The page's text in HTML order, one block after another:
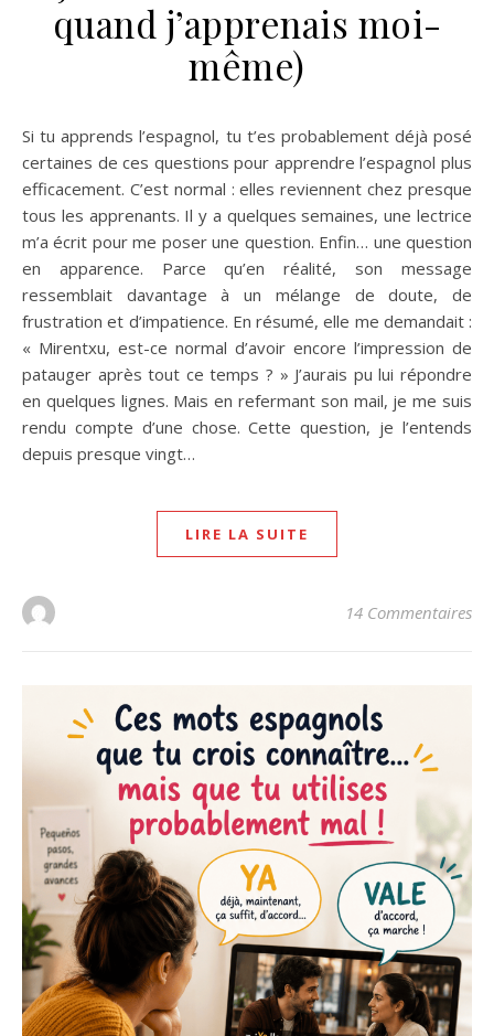
quand j’apprenais moi-
même)
Si tu apprends l’espagnol, tu t’es probablement déjà posé
certaines de ces questions pour apprendre l’espagnol plus
efficacement. C’est normal : elles reviennent chez presque
tous les apprenants. Il y a quelques semaines, une lectrice
m’a écrit pour me poser une question. Enfin… une question
en apparence. Parce qu’en réalité, son message
ressemblait davantage à un mélange de doute, de
frustration et d’impatience. En résumé, elle me demandait :
« Mirentxu, est-ce normal d’avoir encore l’impression de
patauger après tout ce temps ? » J’aurais pu lui répondre
en quelques lignes. Mais en refermant son mail, je me suis
rendu compte d’une chose. Cette question, je l’entends
depuis presque vingt…
LIRE LA SUITE
14 Commentaires